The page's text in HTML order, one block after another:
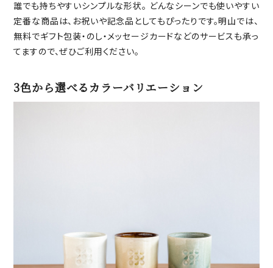
誰でも持ちやすいシンプルな形状。 どんなシーンでも使いやすい
定番な商品は、お祝いや記念品としてもぴったりです。明山では、
無料でギフト包装・のし・メッセージカードなどのサービスも承っ
てますので、ぜひご利用ください。
3色から選べるカラーバリエーション